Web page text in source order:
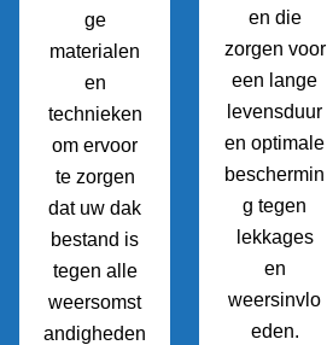
ge
materialen
en
technieken
om ervoor
te zorgen
dat uw dak
bestand is
tegen alle
weersomst
andigheden
en die
zorgen voor
een lange
levensduur
en optimale
beschermin
g tegen
lekkages
en
weersinvlo
eden.